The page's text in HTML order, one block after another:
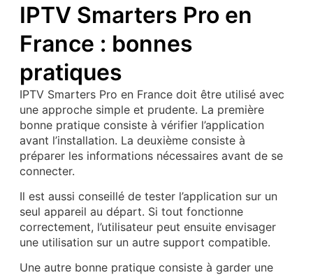
IPTV Smarters Pro en
France : bonnes
pratiques
IPTV Smarters Pro en France doit être utilisé avec
une approche simple et prudente. La première
bonne pratique consiste à vérifier l’application
avant l’installation. La deuxième consiste à
préparer les informations nécessaires avant de se
connecter.
Il est aussi conseillé de tester l’application sur un
seul appareil au départ. Si tout fonctionne
correctement, l’utilisateur peut ensuite envisager
une utilisation sur un autre support compatible.
Une autre bonne pratique consiste à garder une